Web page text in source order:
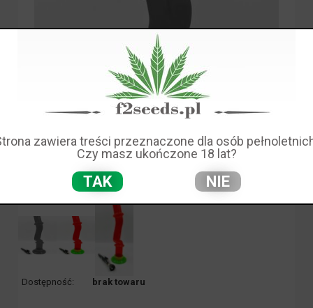
Dostępność: brak towaru
zawiera treści przeznaczone dla osób
Czy masz ukończone 18 lat?
TAK NIE